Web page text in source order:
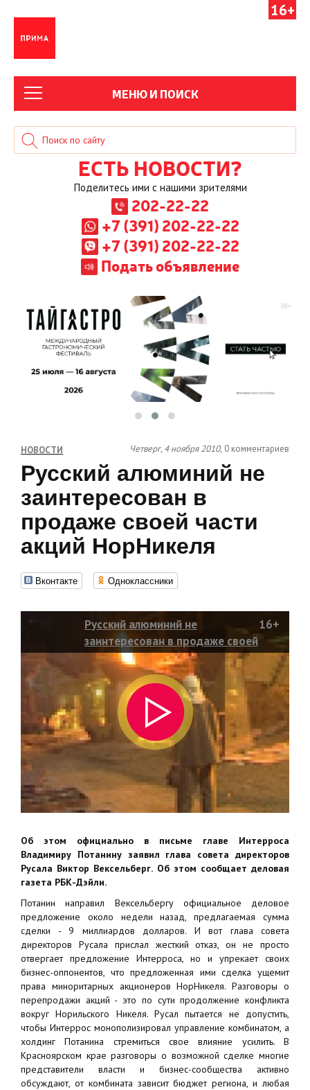
16+
МЕНЮ И ПОИСК
ЕСТЬ НОВОСТИ?
Поделитесь ими с нашими зрителями
202-22-22
+7 (391) 202-22-22
+7 (391) 202-22-22
Подать объявление
НОВОСТИ Четверг, 4 ноября 2010, 0 комментариев
Русский алюминий не
заинтересован в
продаже своей части
акций НорНикеля
Вконтакте Одноклассники
Русский алюминий не
заинтересован в продаже своей
части акций НорНикеля
16+
Об этом официально в письме главе Интерроса
Владимиру Потанину заявил глава совета директоров
Русала Виктор Вексельберг. Об этом сообщает деловая
газета РБК-Дэйли.
Потанин направил Вексельбергу официальное деловое
предложение около недели назад, предлагаемая сумма
сделки - 9 миллиардов долларов. И вот глава совета
директоров Русала прислал жесткий отказ, он не просто
отвергает предложение Интерроса, но и упрекает своих
бизнес-оппонентов, что предложенная ими сделка ущемит
права миноритарных акционеров НорНикеля. Разговоры о
перепродажи акций - это по сути продолжение конфликта
вокруг Норильского Никеля. Русал пытается не допустить,
чтобы Интеррос монополизировал управление комбинатом, а
холдинг Потанина стремиться свое влияние усилить. В
Красноярском крае разговоры о возможной сделке многие
представители власти и бизнес-сообщества активно
обсуждают, от комбината зависит бюджет региона, и любая